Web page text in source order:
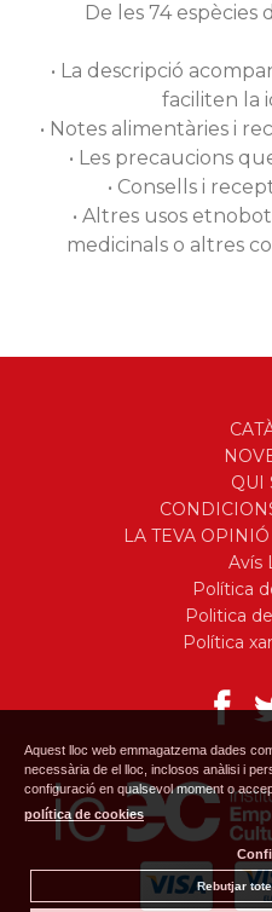
De les 74 espècies
• La descripció
faciliten la
• Notes alimentàries i
• Les precaucions
• Consells i
• Altres usos
medicinals o altres
QUI
LA TEVA
Avís
Política
Politica
Política
Aquest lloc web emmagatzema dades
necessària de el lloc, inclosos anàlisi i
configuració en qualsevol moment o
política de cookies
Rebutjar